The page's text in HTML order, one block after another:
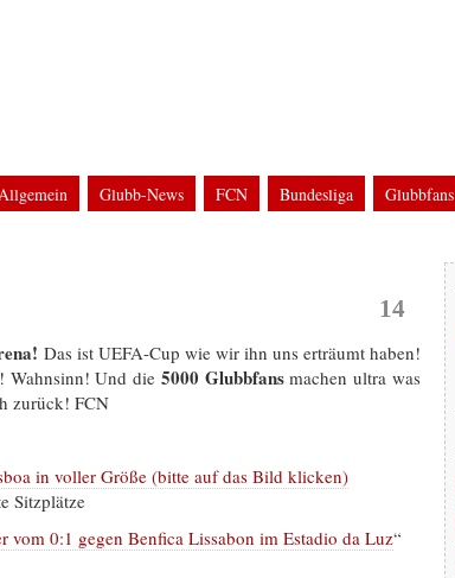
Glubb-News FCN Bundesliga
Glubbfans
14
Das ist UEFA-Cup wie wir ihn uns erträumt haben!
Wahnsinn! Und die 5000 Glubbfansmachen ultra was
zurück! FCN
in voller Größe (bitte auf das Bild klicken)
Sitzplätze
vom 0:1 gegen Benfica Lissabon im Estadio da Luz“